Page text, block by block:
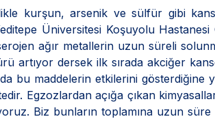
kurşun, arsenik ve sülfür gibi
Üniversitesi Koşuyolu Hastanesi
ağır metallerin uzun süreli
artıyor dersek ilk sırada akciğer
bu maddelerin etkilerini gösterdiğine
Egzozlardan açığa çıkan
Biz bunların toplamına uzun süre